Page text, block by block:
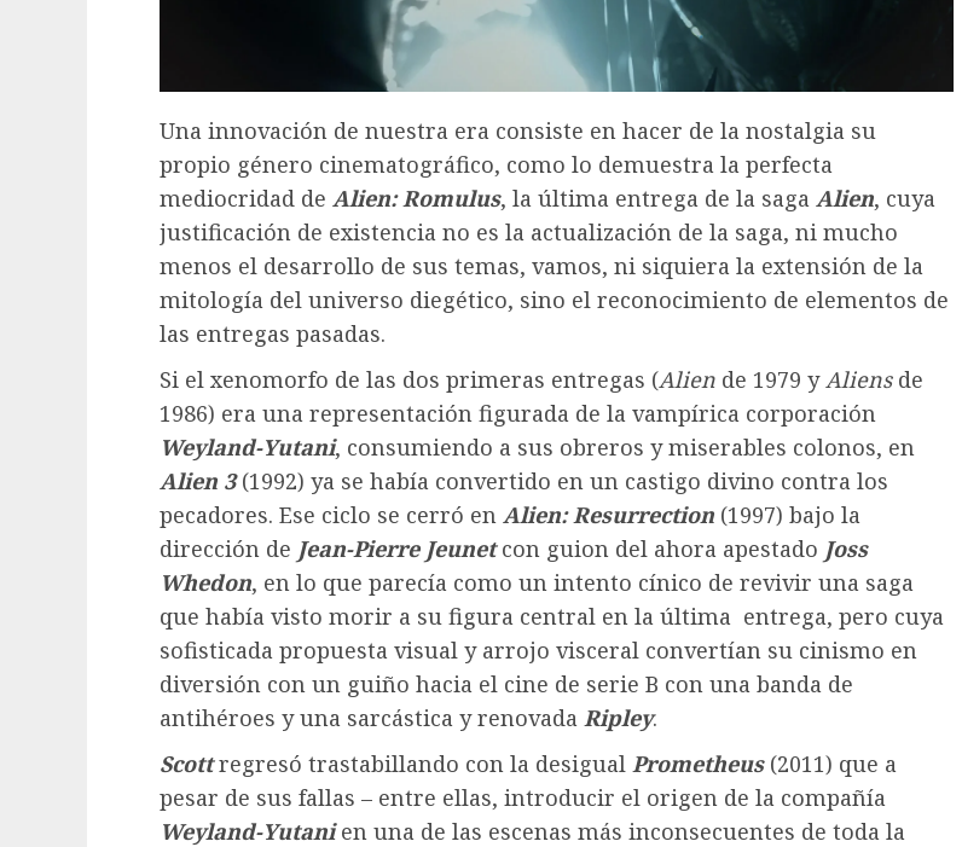
Una innovación de nuestra era consiste en hacer de la nostalgia su
propio género cinematográfico, como lo demuestra la perfecta
mediocridad de Alien: Romulus, la última entrega de la saga Alien, cuya
justificación de existencia no es la actualización de la saga, ni mucho
menos el desarrollo de sus temas, vamos, ni siquiera la extensión de la
mitología del universo diegético, sino el reconocimiento de elementos de
las entregas pasadas.
Si el xenomorfo de las dos primeras entregas (Alien de 1979 y Aliensde
1986) era una representación figurada de la vampírica corporación
Weyland-Yutani, consumiendo a sus obreros y miserables colonos, en
Alien 3(1992) ya se había convertido en un castigo divino contra los
pecadores. Ese ciclo se cerró en Alien: Resurrection (1997) bajo la
dirección de Jean-Pierre Jeunetcon guion del ahora apestado Joss
Whedon, en lo que parecía como un intento cínico de revivir una saga
que había visto morir a su figura central en la última entrega, pero cuya
sofisticada propuesta visual y arrojo visceral convertían su cinismo en
diversión con un guiño hacia el cine de serie B con una banda de
antihéroes y una sarcástica y renovada Ripley.
Scottregresó trastabillando con la desigual Prometheus (2011) que a
pesar de sus fallas – entre ellas, introducir el origen de la compañía
Weyland-Yutanien una de las escenas más inconsecuentes de toda la